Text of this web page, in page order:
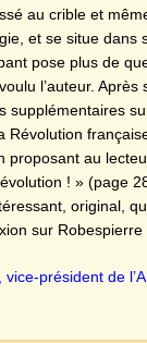
au crible et
et se situe dans
pose plus de
l’auteur.
supplémentaires
Révolution
proposant au
! » (page
original,
sur Robespierre
vice-président de